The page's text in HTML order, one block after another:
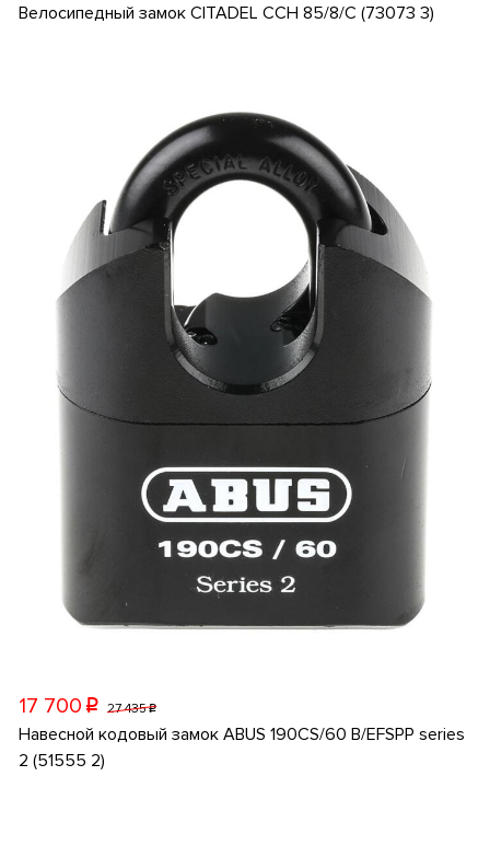
Велосипедный замок CITADEL CCH 85/8/C (73073 3)
17 700 p 27 435p
Навесной кодовый замок ABUS 190CS/60 B/EFSPP series
2 (51555 2)